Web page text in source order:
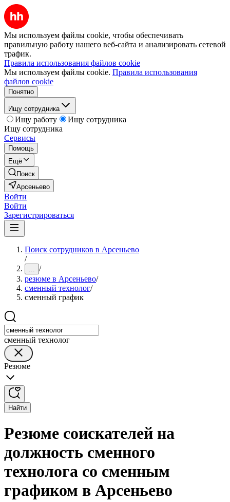
Мы используем файлы cookie, чтобы обеспечивать
правильную работу нашего веб-сайта и анализировать сетевой
трафик.
Правила использования файлов cookie
Мы используем файлы cookie. Правила использования
файлов cookie
Понятно
Ищу сотрудника
Ищу работу
Ищу сотрудника
Ищу сотрудника
Сервисы
Помощь
Ещё
Поиск
Арсеньево
Войти
Войти
Зарегистрироваться
Поиск сотрудников в Арсеньево
/
... /
резюме в Арсеньево/
сменный технолог/
сменный график
сменный технолог
Резюме
Найти
Резюме соискателей на
должность сменного
технолога со сменным
графиком в Арсеньево